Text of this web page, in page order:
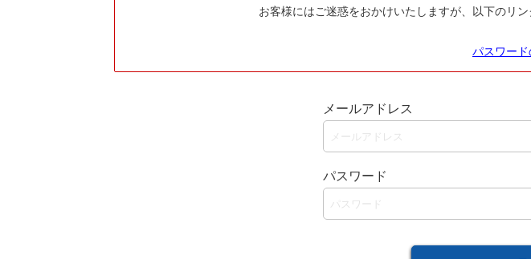
お客様にはご迷惑をおかけいたしますが、以下のリ
パスワー
メールアドレス
パスワード